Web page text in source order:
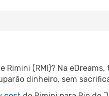
Rimini (RMI)? Na
dinheiro, sem